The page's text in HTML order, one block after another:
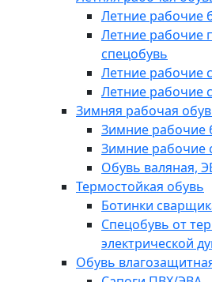
Летние рабочие
Летние рабочие
спецобувь
Летние рабочие
Летние рабочие
Зимняя рабочая
Зимние рабочие
Зимние рабочие
Обувь валяная,
Термостойкая обувь
Ботинки
Спецобувь от
электрической
Обувь